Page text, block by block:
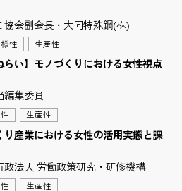
協会副会長・大同特殊鋼(株)
性 生産性
らい】モノづくりにおける女性視点
編集委員
生産性
り産業における女性の活用実態と課
政法人 労働政策研究・研修機構
生産性